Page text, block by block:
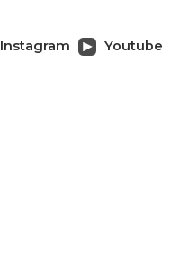
Instagram Youtube